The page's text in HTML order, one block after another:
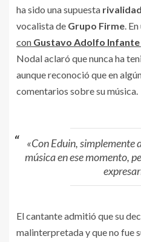
ha sido una supuesta
vocalista de Grupo Firme.
con Gustavo Adolfo Infante
Nodal aclaró que nunca ha
aunque reconoció que en
comentarios sobre su música.
«Con Eduin, simplemente
música en ese momento,
El cantante admitió que su
malinterpretada y que no fue